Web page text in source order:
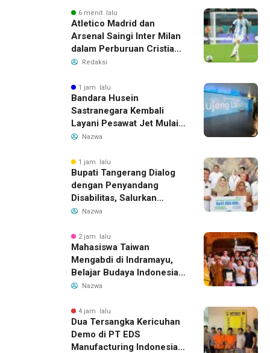
6 menit lalu
Atletico Madrid dan
Arsenal Saingi Inter Milan
dalam Perburuan Cristian
Romero, Transfer Bek
Redaksi
1 jam lalu
Bandara Husein
Sastranegara Kembali
Layani Pesawat Jet Mulai
14 Agustus 2026, Garuda
Bandung-Denpasar
Nazwa
1 jam lalu
Bupati Tangerang Dialog
dengan Penyandang
Disabilitas, Salurkan
Bantuan dan Tampung
Nazwa
2 jam lalu
Mahasiswa Taiwan
Mengabdi di Indramayu,
Belajar Budaya Indonesia
dan Edukasi Pekerja
Nazwa
4 jam lalu
Dua Tersangka Kericuhan
Demo di PT EDS
Manufacturing Indonesia